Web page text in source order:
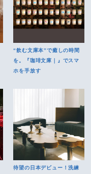
“飲む文庫本”で癒しの時間
を。『珈琲文庫｜』でスマ
ホを手放す
待望の日本デビュー！洗練